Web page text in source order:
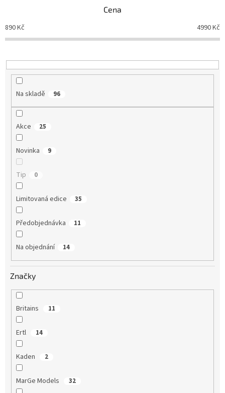
o
d
k
t
Cena
890Kč 4990Kč
Na skladě 96
Akce 25
Novinka 9
Tip 0
Limitovaná edice 35
Předobjednávka 11
Na objednání 14
Značky
Britains 11
Ertl 14
Kaden 2
MarGe Models 32